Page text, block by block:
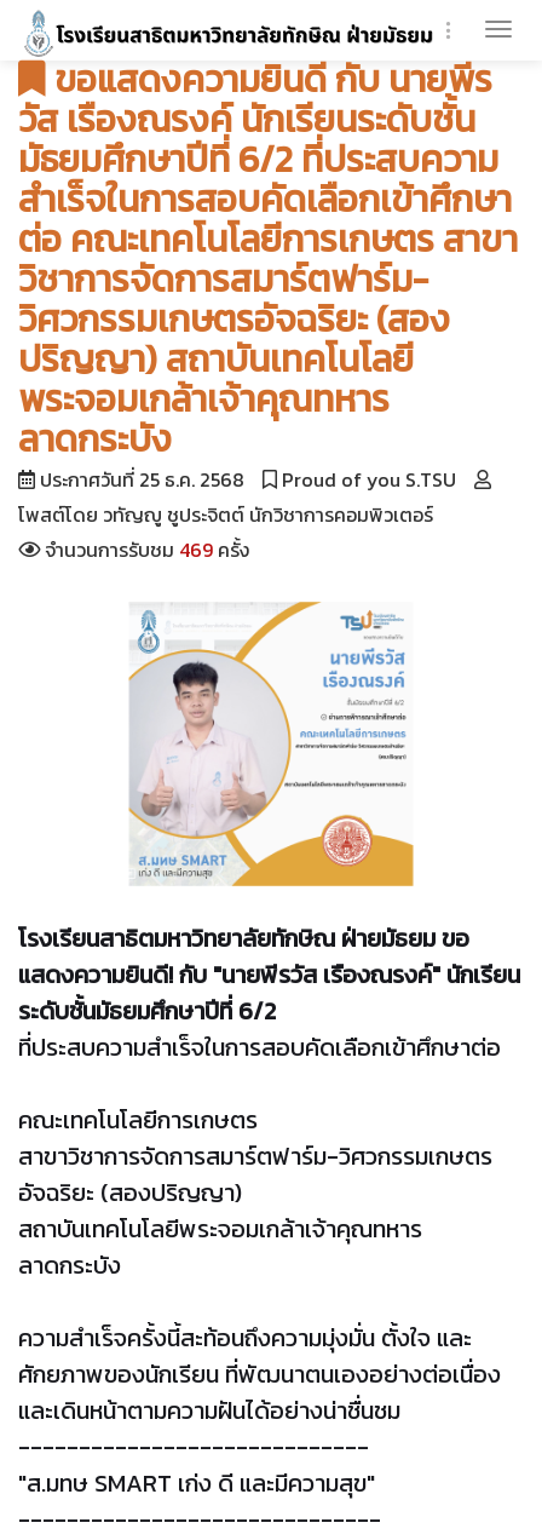
ขอแสดงความยินดี กับ นายพีร
วัส เรืองณรงค์ นักเรียนระดับชั้น
มัธยมศึกษาปีที่ 6/2 ที่ประสบความ
สำเร็จในการสอบคัดเลือกเข้าศึกษา
ต่อ คณะเทคโนโลยีการเกษตร สาขา
วิชาการจัดการสมาร์ตฟาร์ม-
วิศวกรรมเกษตรอัจฉริยะ (สอง
ปริญญา) สถาบันเทคโนโลยี
พระจอมเกล้าเจ้าคุณทหาร
ลาดกระบัง
ประกาศวันที่ 25 ธ.ค. 2568
Proud of you S.TSU
โพสต์โดย วทัญญู ชูประจิตต์ นักวิชาการคอมพิวเตอร์
จำนวนการรับชม 469 ครั้ง
โรงเรียนสาธิตมหาวิทยาลัยทักษิณ ฝ่ายมัธยม ขอ
แสดงความยินดี! กับ "นายพีรวัส เรืองณรงค์" นักเรียน
ระดับชั้นมัธยมศึกษาปีที่ 6/2
ที่ประสบความสำเร็จในการสอบคัดเลือกเข้าศึกษาต่อ
คณะเทคโนโลยีการเกษตร
สาขาวิชาการจัดการสมาร์ตฟาร์ม-วิศวกรรมเกษตร
อัจฉริยะ (สองปริญญา)
สถาบันเทคโนโลยีพระจอมเกล้าเจ้าคุณทหาร
ลาดกระบัง
ความสำเร็จครั้งนี้สะท้อนถึงความมุ่งมั่น ตั้งใจ และ
ศักยภาพของนักเรียน ที่พัฒนาตนเองอย่างต่อเนื่อง
และเดินหน้าตามความฝันได้อย่างน่าชื่นชม
-----------------------------
"ส.มทษ SMART เก่ง ดี และมีความสุข"
------------------------------